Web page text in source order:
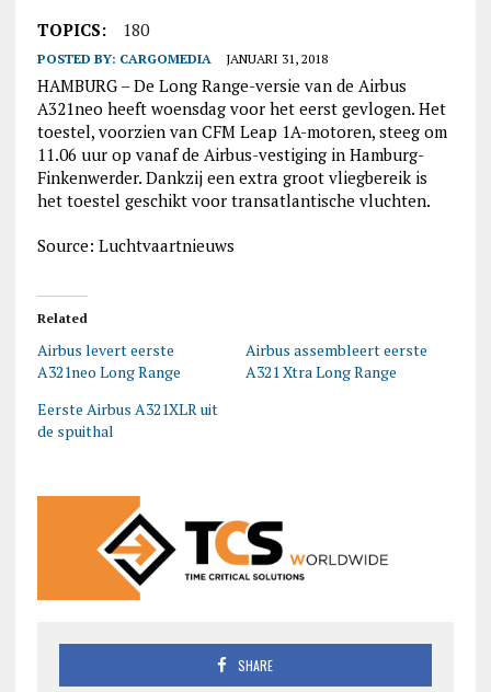
TOPICS: 180
POSTED BY: CARGOMEDIA JANUARI 31, 2018
HAMBURG – De Long Range-versie van de Airbus
A321neo heeft woensdag voor het eerst gevlogen. Het
toestel, voorzien van CFM Leap 1A-motoren, steeg om
11.06 uur op vanaf de Airbus-vestiging in Hamburg-
Finkenwerder. Dankzij een extra groot vliegbereik is
het toestel geschikt voor transatlantische vluchten.
Source: Luchtvaartnieuws
Related
Airbus levert eerste
A321neo Long Range
Airbus assembleert eerste
A321 Xtra Long Range
Eerste Airbus A321XLR uit
de spuithal
SHARE